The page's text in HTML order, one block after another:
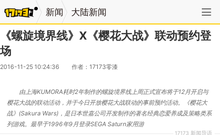
新闻 大陆新闻
《螺旋境界线》X《樱花大战》联动预约登
场
2016-11-25 10:24:36 作者：17173零漆
17173 新闻导语
由上海KUMORA耗时2年制作的螺旋境界线上周正式宣布将于12月开启与
樱花大战的联动活动，并于今日开放樱花大战联动的事前预约活动。《樱花大
战》(Sakura Wars)，是日本世嘉公司开发制作的著名经典恋爱养成及策略类系
列游戏。最早于1996年9月登录SEGA Saturn家用游